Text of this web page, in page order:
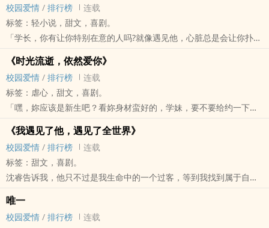
校园爱情 / 排行榜
连载
标签：轻小说，甜文，喜剧。
「学长，你有让你特别在意的人吗?就像遇见他，心脏总是会让你扑通
扑通跳动的人?」
「有，那个人现在就在我的身边注视着我。」
传说中的学生会长对待人总是冷冰冰的，但只要跟紫晴在一起时，却
总是对他露出温柔的笑容
紫晴不知道为什么，学长明明只是一个微笑，却总是让自己心跳加
快，直到自己明白，这就是所谓的喜欢，他才知道，原来自己的心早
已离不开他......
我们的相遇，是为了迎接，那段绚丽的恋情
我们相信，平淡无奇的种子，只要经过长久的磨练，也可以绽放出美
章回列表
第一章：进入高中
《时光流逝，依然爱你》
校园爱情 / 排行榜
连载
标签：虐心，甜文，喜剧。
「嘿，妳应该是新生吧？看妳身材蛮好的，学妹，要不要给约一下
「......学长，那你的头给不给巴？」
两人的相遇就像是偶像剧的开场——她跌倒，他接住
瑀婷对颜霍一开始真的没好感，但到后来他每一个举动，都让自己被
他吸引住目光，无法从他身上离开来，
可惜，到头来这却是一场游戏，一场任由颜霍操控的游戏……
带着两个孩子回到台湾，有着跟他许多回忆的地方，
《我遇见了他，遇见了全世界》
校园爱情 / 排行榜
连载
标签：甜文，喜剧。
沈睿告诉我，他只不过是我生命中的一个过客，等到我找到属于自己
过客，他是我想留在身边，一起度过每一天的人。
「如果人生的美好永远只是昙花一现，那我们到底该怎么做，才能让
唯一
校园爱情 / 排行榜
连载